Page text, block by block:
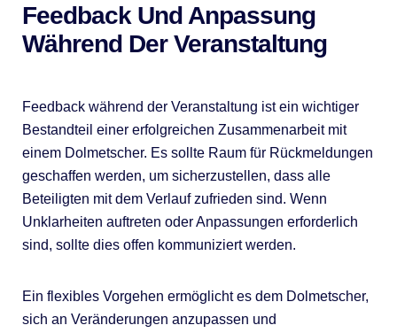
Feedback Und Anpassung
Während Der Veranstaltung
Feedback während der Veranstaltung ist ein wichtiger
Bestandteil einer erfolgreichen Zusammenarbeit mit
einem Dolmetscher. Es sollte Raum für Rückmeldungen
geschaffen werden, um sicherzustellen, dass alle
Beteiligten mit dem Verlauf zufrieden sind. Wenn
Unklarheiten auftreten oder Anpassungen erforderlich
sind, sollte dies offen kommuniziert werden.
Ein flexibles Vorgehen ermöglicht es dem Dolmetscher,
sich an Veränderungen anzupassen und